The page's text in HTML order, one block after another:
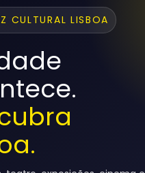
CULTURAL LISBOA